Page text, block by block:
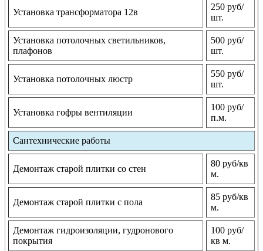
Установка трансформатора 12в
250 руб/
шт.
Установка потолочных светильников,
плафонов
500 руб/
шт.
Установка потолочных люстр
550 руб/
шт.
Установка гофры вентиляции
100 руб/
п.м.
Сантехнические работы
Демонтаж старой плитки со стен
80 руб/кв
м.
Демонтаж старой плитки с пола
85 руб/кв
м.
Демонтаж гидроизоляции, гудронового
покрытия
100 руб/
кв м.